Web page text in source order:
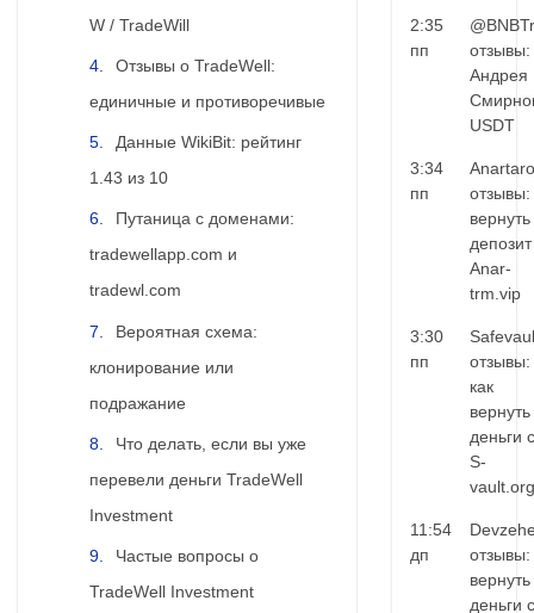
W / TradeWill
Отзывы о TradeWell:
единичные и противоречивые
Данные WikiBit: рейтинг
1.43 из 10
Путаница с доменами:
tradewellapp.com и
tradewl.com
Вероятная схема:
клонирование или
подражание
Что делать, если вы уже
перевели деньги TradeWell
Investment
Частые вопросы о
TradeWell Investment
2:35
пп
Андрея
USDT
3:34
пп
отзывы:
вернуть
Anar-
trm.vip
3:30
пп
отзывы:
как
вернуть
деньги с
S-
vault.org
11:54
дп
отзывы:
вернуть
деньги с